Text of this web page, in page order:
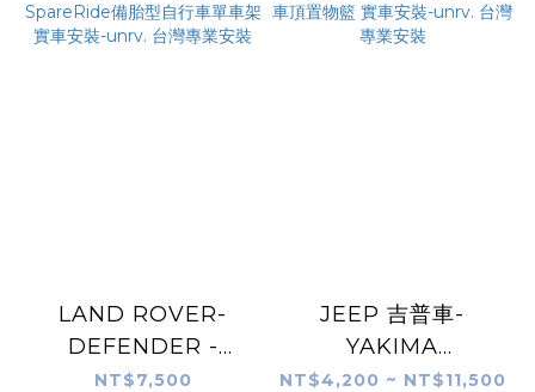
LAND ROVER-
DEFENDER -
YAKIMA SpareRide
NT$7,500
JEEP 吉普車-
YAKIMA
MegaWarrior 終極
NT$4,200 ~ NT$11,500